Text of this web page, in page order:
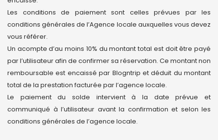
Les conditions de paiement sont celles prévues par les
conditions générales de l’Agence locale auxquelles vous devez
vous référer.
Un acompte d’au moins 10% du montant total est doit être payé
par l’utilisateur afin de confirmer sa réservation. Ce montant non
remboursable est encaissé par Blogntrip et déduit du montant
total de la prestation facturée par l’agence locale.
Le paiement du solde intervient à la date prévue et
communiqué à l’utilisateur avant la confirmation et selon les
conditions générales de l’agence locale.